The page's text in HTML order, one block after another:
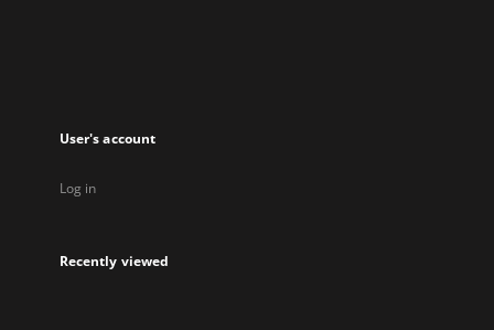
User's account
Log in
Recently viewed